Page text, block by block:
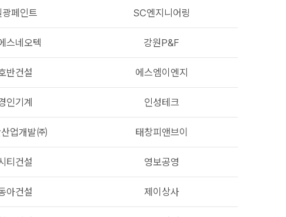
광페인트 SC엔지니어링
스네오텍 강원P&F
반건설 에스엠이엔지
인기계 인성테크
업개발㈜ 태창피앤브이
티건설 영보공영
아건설 제이상사